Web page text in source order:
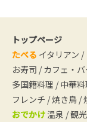
トップページ
たべる イタリアン /
お寿司 / カフェ・バ
多国籍料理 / 中華料
フレンチ /焼き鳥 /
おでかけ 温泉 /観光